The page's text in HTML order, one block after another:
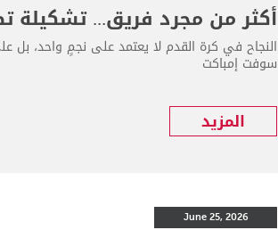
أكثر من مجرد فريق... تشكيلة
النجاح في كرة القدم لا يعتمد على نجمٍ واحد،
سوفت إمباكت
المزيد
June 25, 2026